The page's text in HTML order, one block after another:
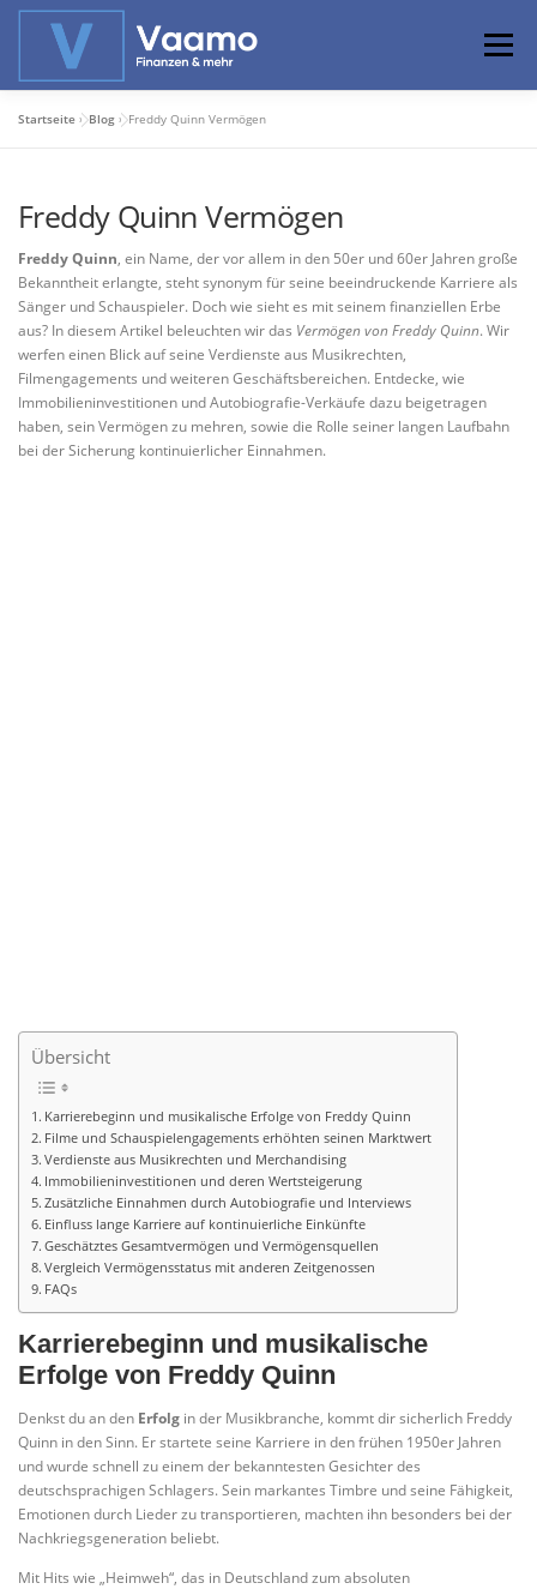
Zum
Menü
PROFIWISSEN ALTERSVORSORGE
PRIVATIER WERDEN
Startseite »Blog »Freddy Quinn Vermögen
Freddy Quinn Vermögen
Freddy Quinn, ein Name, der vor allem in den 50er und 60er Jahren große
Bekanntheit erlangte, steht synonym für seine beeindruckende Karriere als
Sänger und Schauspieler. Doch wie sieht es mit seinem finanziellen Erbe
aus? In diesem Artikel beleuchten wir das Vermögen von Freddy Quinn. Wir
werfen einen Blick auf seine Verdienste aus Musikrechten,
Filmengagements und weiteren Geschäftsbereichen. Entdecke, wie
Immobilieninvestitionen und Autobiografie-Verkäufe dazu beigetragen
haben, sein Vermögen zu mehren, sowie die Rolle seiner langen Laufbahn
bei der Sicherung kontinuierlicher Einnahmen.
Übersicht
Karrierebeginn und musikalische Erfolge von Freddy Quinn
Filme und Schauspielengagements erhöhten seinen Marktwert
Verdienste aus Musikrechten und Merchandising
Immobilieninvestitionen und deren Wertsteigerung
Zusätzliche Einnahmen durch Autobiografie und Interviews
Einfluss lange Karriere auf kontinuierliche Einkünfte
Geschätztes Gesamtvermögen und Vermögensquellen
Vergleich Vermögensstatus mit anderen Zeitgenossen
FAQs
Karrierebeginn und musikalische
Erfolge von Freddy Quinn
Denkst du an den Erfolg in der Musikbranche, kommt dir sicherlich Freddy
Quinn in den Sinn. Er startete seine Karriere in den frühen 1950er Jahren
und wurde schnell zu einem der bekanntesten Gesichter des
deutschsprachigen Schlagers. Sein markantes Timbre und seine Fähigkeit,
Emotionen durch Lieder zu transportieren, machten ihn besonders bei der
Nachkriegsgeneration beliebt.
Mit Hits wie „Heimweh“, das in Deutschland zum absoluten